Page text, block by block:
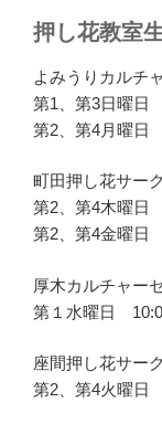
押し花教室
よみうりカルチ
第1、第3日曜日
第2、第4月曜日
町田押し花サー
第2、第4木曜日
第2、第4金曜日
厚木カルチャー
第１水曜日
座間押し花サー
第2、第4火曜日